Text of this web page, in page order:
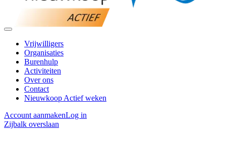
Vrijwilligers
Organisaties
Burenhulp
Activiteiten
Over ons
Contact
Nieuwkoop Actief weken
Account aanmakenLog in
Zijbalk overslaan